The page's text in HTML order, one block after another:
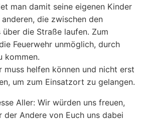
man damit seine eigenen Kinder
die zwischen den
die Straße laufen. Zum
Feuerwehr unmöglich, durch
kommen.
muss helfen können und nicht erst
um zum Einsatzort zu gelangen.
Aller: Wir würden uns freuen,
der Andere von Euch uns dabei